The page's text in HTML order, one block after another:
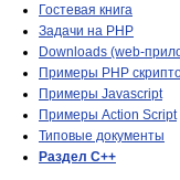
Гостевая книга
Задачи на PHP
Downloads (web-
Примеры PHP
Примеры Javascript
Примеры Action Script
Типовые документы
Раздел C++